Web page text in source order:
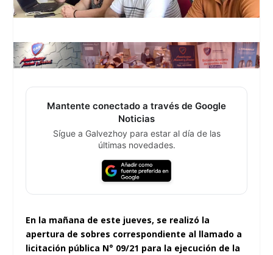
Mantente conectado a través de Google
Noticias
Sígue a Galvezhoy para estar al día de las
últimas novedades.
En la mañana de este jueves, se realizó la
apertura de sobres correspondiente al llamado a
licitación pública N° 09/21 para la ejecución de la